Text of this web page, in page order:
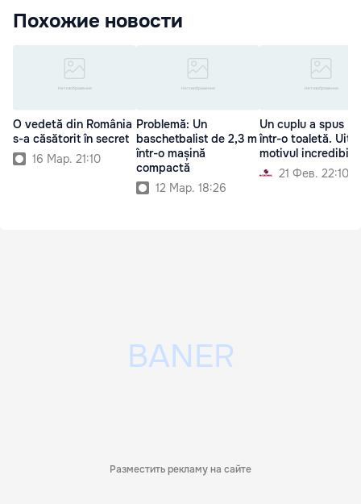
Похожие новости
O vedetă din România
s-a căsătorit în secret
16 Мар. 21:10
Problemă: Un
baschetbalist de 2,3 m
într-o mașină
compactă
12 Мар. 18:26
Un cuplu a spus
într-o toaletă. Uite
motivul incredibil!
21 Фев. 22:10
Разместить рекламу на сайте